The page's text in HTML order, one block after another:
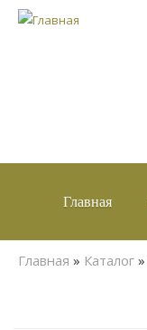
Главная
Вы здесь
Главная » Каталог »